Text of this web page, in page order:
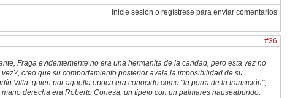
Inicie sesión o regístrese para enviar comentarios
#36
Fraga evidentemente no era una hermanita de la caridad, pero esta vez no
creo que su comportamiento posterior avala la imposibilidad de su
Villa, quien por aquella epoca era conocido como "la porra de la transición",
derecha era Roberto Conesa, un tipejo con un palmares nauseabundo.